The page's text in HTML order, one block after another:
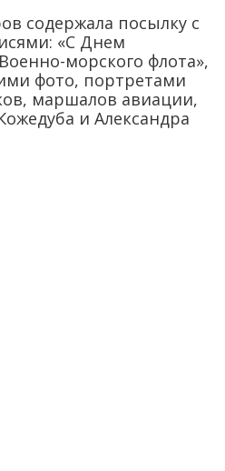
содержала посылку с
«С Днем
морского флота»,
фото, портретами
маршалов авиации,
и Александра